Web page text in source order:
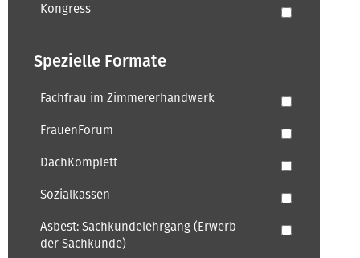
Kongress
Spezielle Formate
Fachfrau im Zimmererhandwerk
FrauenForum
DachKomplett
Sozialkassen
Asbest: Sachkundelehrgang (Erwerb
der Sachkunde)